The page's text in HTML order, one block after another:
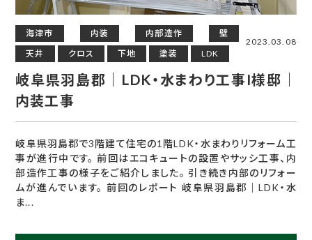
海津市 内装 内部造作
壁
天井
クロス 下地 塗装 LDK
2023.03.08
岐阜県羽島郡｜LDK・水まわり工事I様邸｜
内装工事
岐阜県羽島郡で3階建て住宅の1階LDK・水まわりリフォーム工
事が進行中です。 前回はエコキュートの設置やサッシ工事、内
部造作工事の様子をご紹介しました。 引き続き内部のリフォー
ムが進んでいます。 前回のレポート 岐阜県羽島郡｜LDK・水
ま...